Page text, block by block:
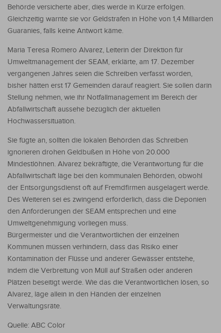
Behörde versicherte aber, dies werde in Kürze erfolgen.
Gleichzeitig warnte sie vor Geldstrafen in Höhe von 1,4 Milliarden
Guaranies, falls keine Antwort käme.
Maria Teresa Romero Alvarez, Leiterin der Direktion für
Umweltmanagement der SEAM, erklärte, am 17. Dezember
vergangenen Jahres seien die Schreiben verfasst worden,
bisher hätten erst 17 Gemeinden darauf reagiert. Sie sollen darin
Stellung nehmen, wie ihr Notfallmanagement im Bereich der
Abfallwirtschaft aussehe bezüglich der aktuellen
Hochwassersituation.
Sie fügte an, sollten die lokalen Behörden das Schreiben
ignorieren drohen Geldbußen in Höhe von 20.000
Mindestlöhnen. Alvarez bekräftigte, die Verantwortung für die
Abfallwirtschaft läge bei den kommunalen Behörden, obwohl
der Entsorgungsdienst oft auf Fremdfirmen ausgelagert werde.
Des Weiteren sei es zwingend erforderlich, dass die Deponien
den Anforderungen der SEAM entsprechen und eine
Umweltgenehmigung vorliegen muss.
Bürgermeister und die Verantwortlichen der einzelnen
Kommunen müssen verhindern, dass das Risiko einer
Kontamination der Flüsse und anderer Gewässer entstehe,
indem die Verbreitung von Müll auf Straßen oder anderen
Plätzen beseitigt werde. Wie das die Verantwortlichen lösen, so
Alvarez, läge allein in den Händen der einzelnen
Verwaltungsräte.
Quelle: ABC Color